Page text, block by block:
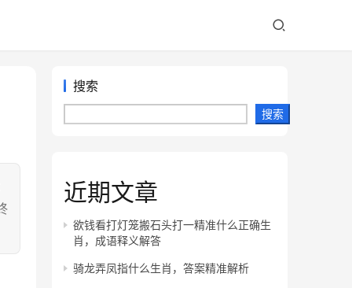
搜索
搜索
近期文章
欲钱看打灯笼搬石头打一精准什么正确生
肖，成语释义解答
骑龙弄凤指什么生肖，答案精准解析